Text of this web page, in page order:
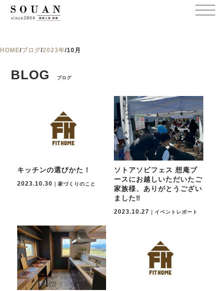
HOME/ブログ/2023年/10月
BLOG ブログ
キッチンの選びかた！
2023.10.30 ｜家づくりのこと
ソトアソビフェス 想庵ブ
ースにお越しいただいたご
家族様、ありがとうござい
ました‼
2023.10.27 ｜イベントレポート